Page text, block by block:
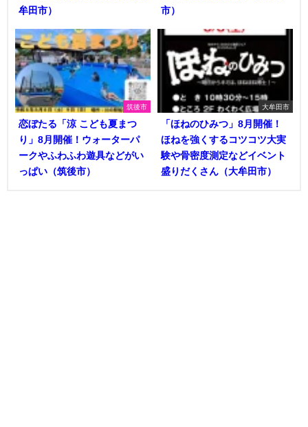
牟田市）
市）
筑後市
恋ぼたる「涼 こども夏まつ
り」8月開催！ウォーターパ
ークやふわふわ遊具などがい
っぱい（筑後市）
大牟田市
「ほねのひみつ」8月開催！
ほねを強くするコツコツ大実
験や骨密度測定などイベント
盛りだくさん（大牟田市）